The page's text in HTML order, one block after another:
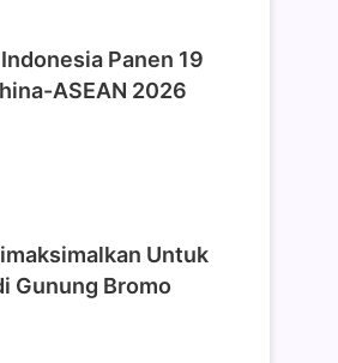
Panen 19
ASEAN 2026
Untuk
Gunung Bromo